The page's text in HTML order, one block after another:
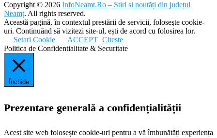
Copyright © 2026 InfoNeamt.Ro – Știri și noutăți din județul
Neamț. All rights reserved.
Această pagină, în contextul prestării de servicii, foloseşte cookie-
uri. Continuând să vizitezi site-ul, ești de acord cu folosirea lor.
Setari Cookie
ACCEPT Citeste
Politica de Confidentialitate & Securitate
Închide
Prezentare generală a confidențialității
Acest site web folosește cookie-uri pentru a vă îmbunătăți experiența